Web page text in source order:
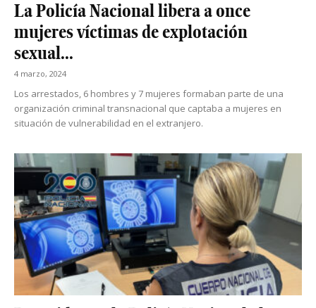
La Policía Nacional libera a once
mujeres víctimas de explotación
sexual...
4 marzo, 2024
Los arrestados, 6 hombres y 7 mujeres formaban parte de una
organización criminal transnacional que captaba a mujeres en
situación de vulnerabilidad en el extranjero.